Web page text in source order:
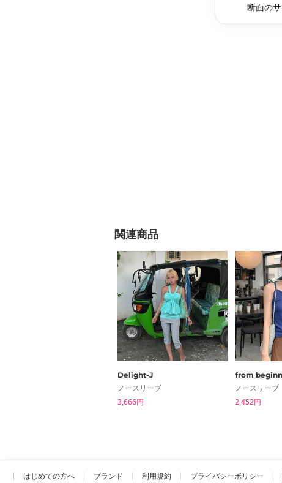
断面の
関連商品
Delight-J
ノースリーブ
3,666円
from
ノースリーブ
2,452円
はじめての方へ ブランド 利用規約 プライバシーポリシー